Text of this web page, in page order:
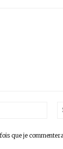
Email
que je